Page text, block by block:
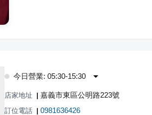
今日營業: 05:30-15:30
店家地址 | 嘉義市東區公明路223號
訂位電話 | 0981636426